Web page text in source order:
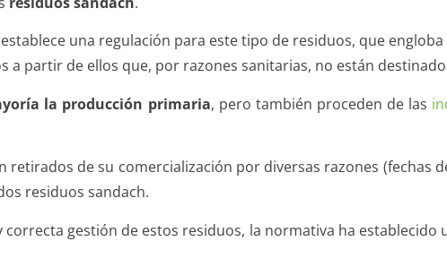
una regulación para este tipo de residuos, que
a partir de ellos que, por razones sanitarias, no están
la producción primaria, pero también proceden de las
retirados de su comercialización por diversas razones (fechas
residuos sandach.
gestión de estos residuos, la normativa ha establecido